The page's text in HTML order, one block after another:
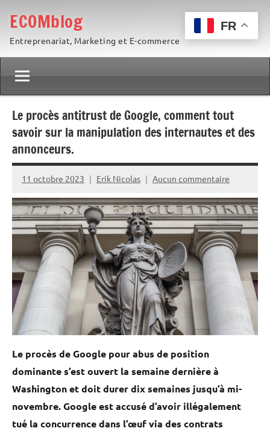
contenu
ECOMblog
Entreprenariat, Marketing et E-commerce
Le procès antitrust de Google, comment tout
savoir sur la manipulation des internautes et des
annonceurs.
11 octobre 2023 Erik Nicolas Aucun commentaire
Le procès de Google pour abus de position
dominante s’est ouvert la semaine dernière à
Washington et doit durer dix semaines jusqu’à mi-
novembre. Google est accusé d’avoir illégalement
tué la concurrence dans l’œuf via des contrats
FR